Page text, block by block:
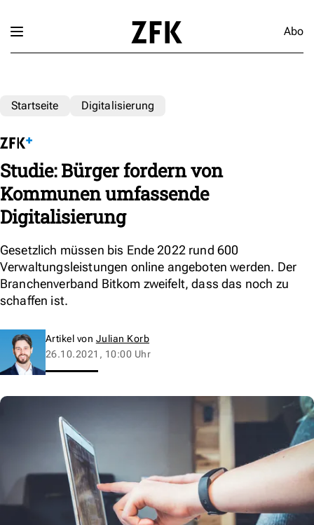
Abo
Startseite Digitalisierung
Studie: Bürger fordern von
Kommunen umfassende
Digitalisierung
Gesetzlich müssen bis Ende 2022 rund 600
Verwaltungsleistungen online angeboten werden. Der
Branchenverband Bitkom zweifelt, dass das noch zu
schaffen ist.
Artikel von Julian Korb
26.10.2021, 10:00 Uhr